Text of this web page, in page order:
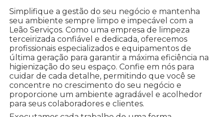
Simplifique a gestão do seu negócio e mantenha
seu ambiente sempre limpo e impecável com a
Leão Serviços. Como uma empresa de limpeza
terceirizada confiável e dedicada, oferecemos
profissionais especializados e equipamentos de
última geração para garantir a máxima eficiência na
higienização do seu espaço. Confie em nós para
cuidar de cada detalhe, permitindo que você se
concentre no crescimento do seu negócio e
proporcione um ambiente agradável e acolhedor
para seus colaboradores e clientes.